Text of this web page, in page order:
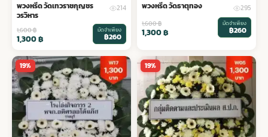
พวงหรีด วัดเทวราชกุญชร
วรวิหาร
214
1,600฿
1,300฿
มัดจำเพียง
฿260
พวงหรีด วัดธาตุทอง 295
1,600฿
1,300฿
มัดจำเพียง
฿260
19% 19%